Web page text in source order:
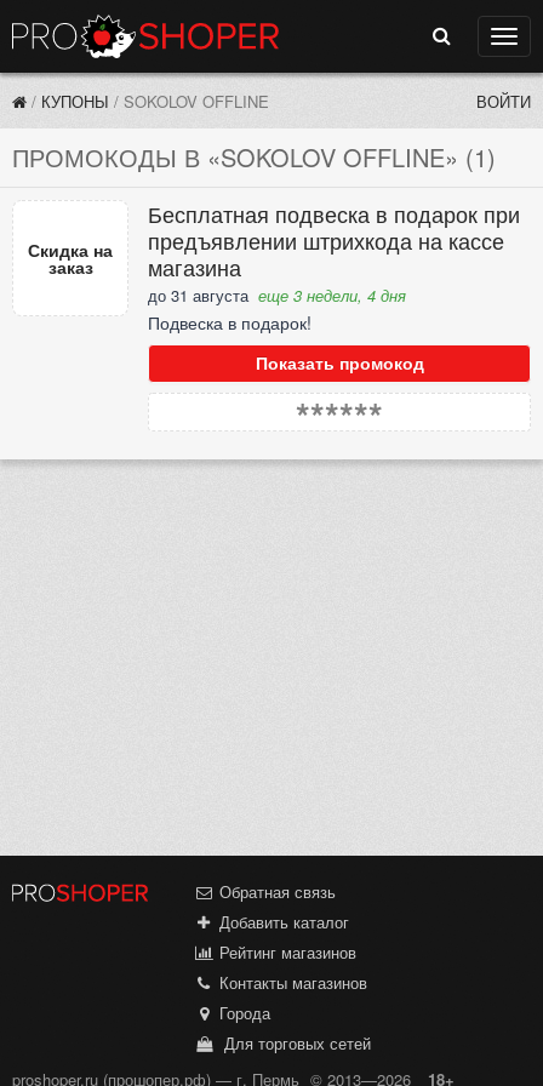
Поиск
/ КУПОНЫ / SOKOLOV OFFLINE ВОЙТИ
ПРОМОКОДЫ В «SOKOLOV OFFLINE» (1)
Скидка на
заказ
Бесплатная подвеска в подарок при
предъявлении штрихкода на кассе
магазина
до 31 августа еще 3 недели, 4 дня
Подвеска в подарок!
Показать промокод
******
Обратная связь
Добавить каталог
Рейтинг магазинов
Контакты магазинов
Города
Для торговых сетей
proshoper.ru (прошопер.рф) — г. Пермь © 2013—2026 18+